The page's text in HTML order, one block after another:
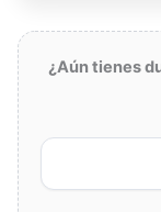
¿Aún tienes